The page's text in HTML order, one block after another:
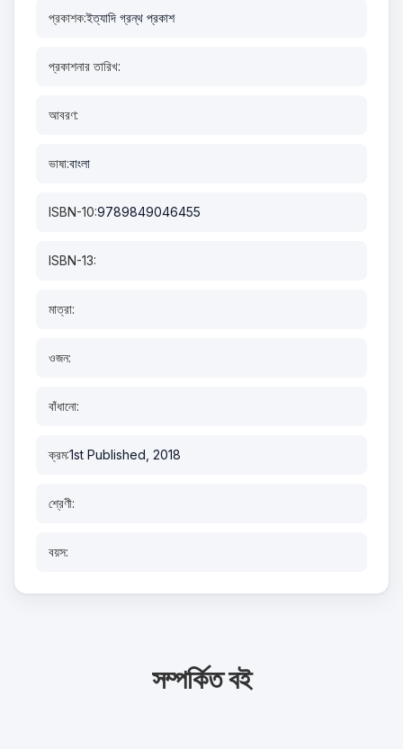
প্রকাশক:ইত্যাদি গ্রন্থ প্রকাশ
প্রকাশনার তারিখ:
আবরণ:
ভাষা:বাংলা
ISBN-10:9789849046455
ISBN-13:
মাত্রা:
ওজন:
বাঁধানো:
ক্রম:1st Published, 2018
শ্রেণী:
বয়স:
সম্পর্কিত বই